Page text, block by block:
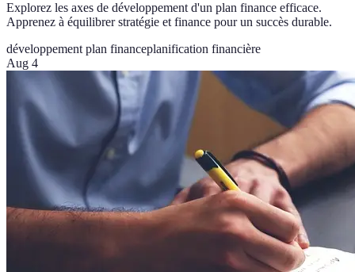
Explorez les axes de développement d'un plan finance efficace.
Apprenez à équilibrer stratégie et finance pour un succès durable.
développement plan financeplanification financière
Aug 4